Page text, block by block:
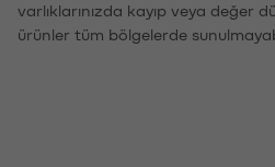
varlıklarınızda kayıp veya değer
ürünler tüm bölgelerde